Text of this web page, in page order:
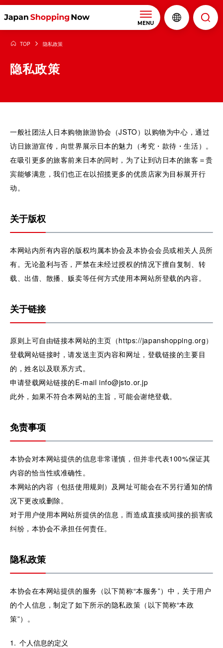
MENU
TOP 隐私政策
隐私政策
一般社团法人日本购物旅游协会（JSTO）以购物为中心，通过
访日旅游宣传，向世界展示日本的魅力（考究・款待・生活）。
在吸引更多的旅客前来日本的同时，为了让到访日本的旅客＝贵
宾能够满意，我们也正在以招揽更多的优质店家为目标展开行
动。
关于版权
本网站内所有内容的版权均属本协会及本协会会员或相关人员所
有。无论盈利与否，严禁在未经过授权的情况下擅自复制、转
载、出借、散播、贩卖等任何方式使用本网站所登载的内容。
关于链接
原则上可自由链接本网站的主页（https://japanshopping.org）
登载网站链接时，请发送主页内容和网址，登载链接的主要目
的，姓名以及联系方式。
申请登载网站链接的E-mail info@jsto.or.jp
此外，如果不符合本网站的主旨，可能会谢绝登载。
免责事项
本协会对本网站提供的信息非常谨慎，但并非代表100%保证其
内容的恰当性或准确性。
本网站的内容（包括使用规则）及网址可能会在不另行通知的情
况下更改或删除。
对于用户使用本网站所提供的信息，而造成直接或间接的损害或
纠纷，本协会不承担任何责任。
隐私政策
本协会在本网站提供的服务（以下简称“本服务”）中，关于用户
的个人信息，制定了如下所示的隐私政策（以下简称“本政
策”）。
个人信息的定义